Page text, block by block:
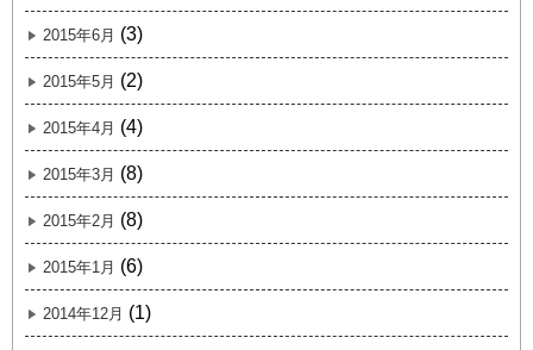
2015年6月 (3)
2015年5月 (2)
2015年4月 (4)
2015年3月 (8)
2015年2月 (8)
2015年1月 (6)
2014年12月 (1)